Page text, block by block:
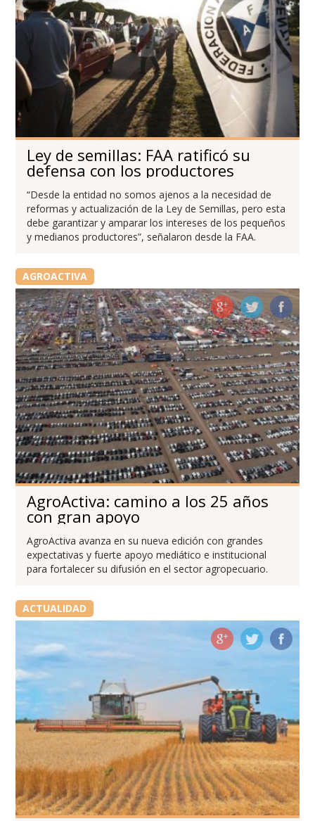
Ley de semillas: FAA ratificó su
defensa con los productores
“Desde la entidad no somos ajenos a la necesidad de
reformas y actualización de la Ley de Semillas, pero esta
debe garantizar y amparar los intereses de los pequeños
y medianos productores”, señalaron desde la FAA.
AGROACTIVA
AgroActiva: camino a los 25 años
con gran apoyo
AgroActiva avanza en su nueva edición con grandes
expectativas y fuerte apoyo mediático e institucional
para fortalecer su difusión en el sector agropecuario.
ACTUALIDAD